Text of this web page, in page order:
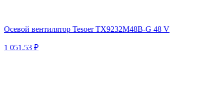
Осевой вентилятор Tesoer TX9232M48B-G 48 V
1 051.53 ₽